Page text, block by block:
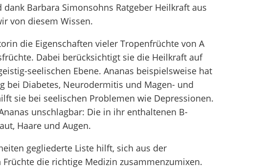
dank Barbara Simonsohns Ratgeber Heilkraft aus
von diesem Wissen.
die Eigenschaften vieler Tropenfrüchte von A
Dabei berücksichtigt sie die Heilkraft auf
seelischen Ebene. Ananas beispielsweise hat
bei Diabetes, Neurodermitis und Magen- und
sie bei seelischen Problemen wie Depressionen.
unschlagbar: Die in ihr enthaltenen B-
Haare und Augen.
gegliederte Liste hilft, sich aus der
die richtige Medizin zusammenzumixen.